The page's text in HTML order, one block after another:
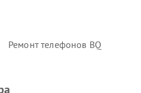
Ремонт телефонов BQ